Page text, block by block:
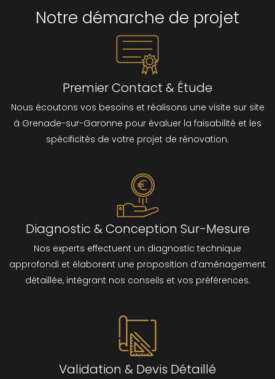
Notre démarche de projet
Premier Contact & Étude
Nous écoutons vos besoins et réalisons une visite sur site
à Grenade-sur-Garonne pour évaluer la faisabilité et les
spécificités de votre projet de rénovation.
Diagnostic & Conception Sur-Mesure
Nos experts effectuent un diagnostic technique
approfondi et élaborent une proposition d’aménagement
détaillée, intégrant nos conseils et vos préférences.
Validation & Devis Détaillé